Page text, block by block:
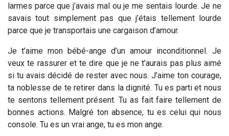
larmes parce que j’avais mal ou je me sentais lourde. Je ne
savais tout simplement pas que j’étais tellement lourde
parce que je transportais une cargaison d’amour.
Je t’aime mon bébé-ange d’un amour inconditionnel. Je
veux te rassurer et te dire que je ne t’aurais pas plus aimé
si tu avais décidé de rester avec nous. J’aime ton courage,
ta noblesse de te retirer dans la dignité. Tu es parti et nous
te sentons tellement présent. Tu as fait faire tellement de
bonnes actions. Malgré ton absence, tu es celui qui nous
console. Tu es un vrai ange, tu es mon ange.